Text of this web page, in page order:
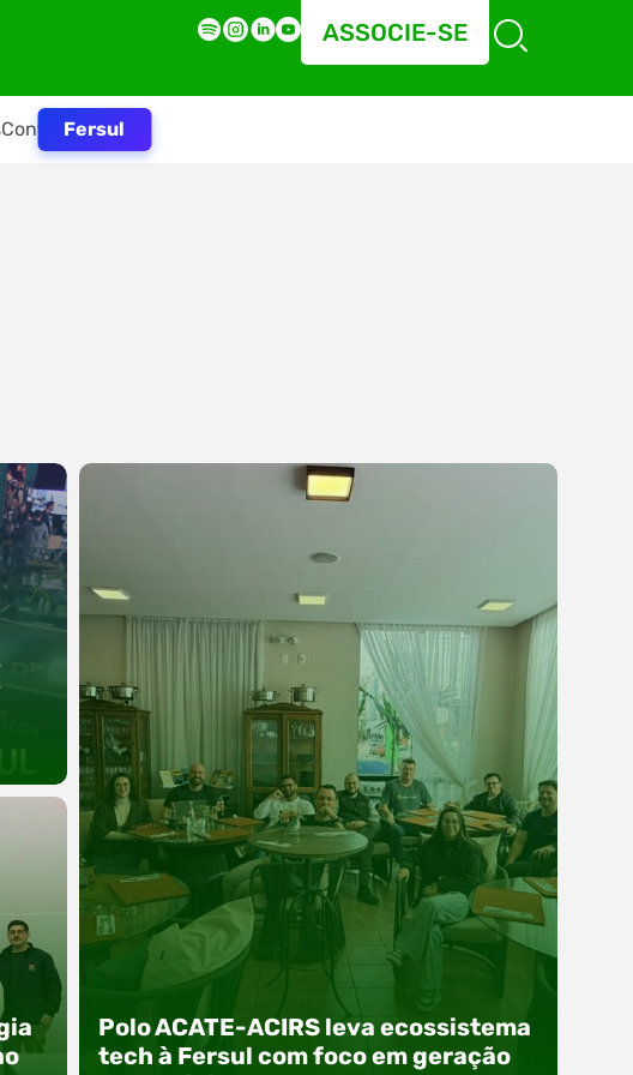
ASSOCIE-SE
ContatoFersul
Polo ACATE-ACIRS leva ecossistema
tech à Fersul com foco em geração